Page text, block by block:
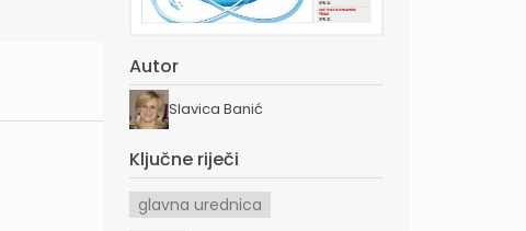
Autor
Slavica Banić
Ključne riječi
glavna urednica